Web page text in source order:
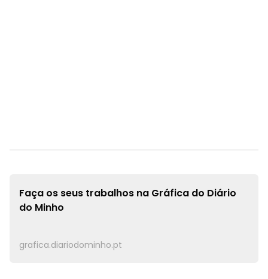
Faça os seus trabalhos na Gráfica do Diário
do Minho
grafica.diariodominho.pt